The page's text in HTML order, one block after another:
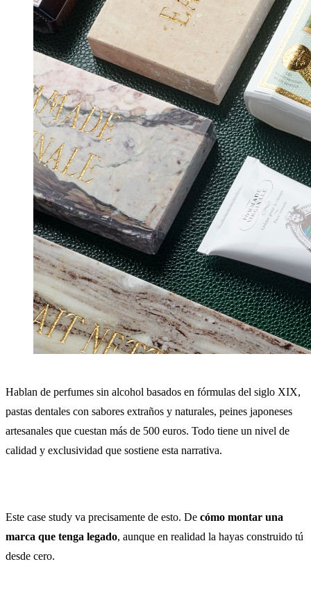
Hablan de perfumes sin alcohol basados en fórmulas del siglo XIX,
pastas dentales con sabores extraños y naturales, peines japoneses
artesanales que cuestan más de 500 euros. Todo tiene un nivel de
calidad y exclusividad que sostiene esta narrativa.
Este case study va precisamente de esto. De cómo montar una
marca que tenga legado, aunque en realidad la hayas construido tú
desde cero.